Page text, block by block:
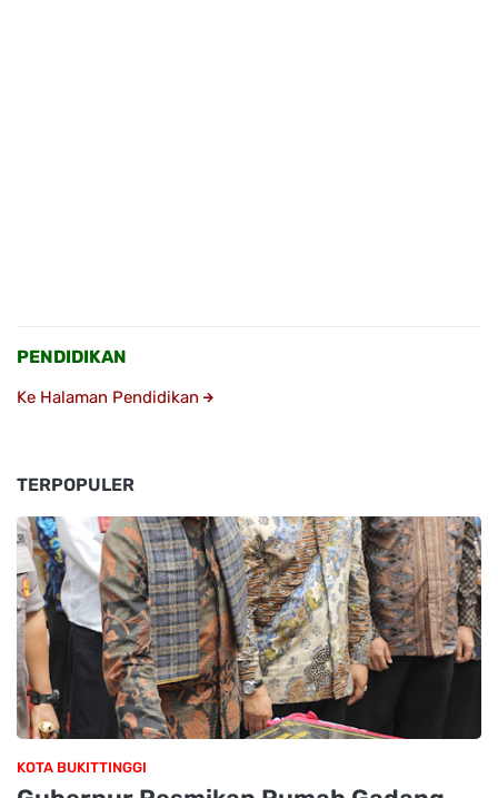
PENDIDIKAN
Ke Halaman Pendidikan
TERPOPULER
KOTA BUKITTINGGI